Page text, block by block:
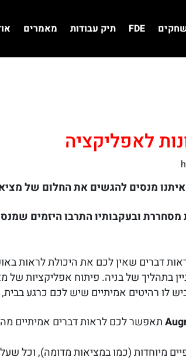
FDE תיק עבודות מאמרים
לאפליקציה
מנסים להגשים את החלום של
ובעקבותיו התרבו היזמים
דברים שאין לכם את היכולת לראות
בתהליך של בניה. פיתוח אפליקציות
לו רהיטים אמיתיים שיש לכם כרגע בבית,
תאפשר לכם לראות דברים אמיתיים
מיוחדות (כמו במציאות מדומה), וכל